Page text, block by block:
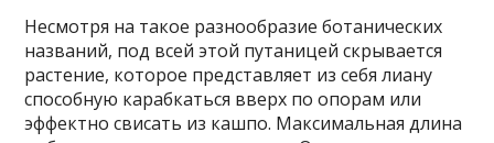
Несмотря на такое разнообразие ботанических
названий, под всей этой путаницей скрывается
растение, которое представляет из себя лиану
способную карабкаться вверх по опорам или
эффектно свисать из кашпо. Максимальная длина